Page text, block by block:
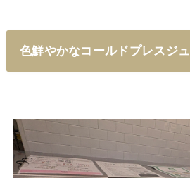
色鮮やかなコールドプレスジ